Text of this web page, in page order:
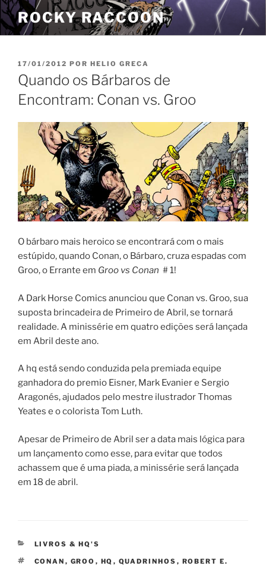
Pular
para
o
ROCKY RACCOON
PUBLICADO
EM
17/01/2012 POR HELIO GRECA
Quando os Bárbaros de
Encontram: Conan vs. Groo
O bárbaro mais heroico se encontrará com o mais
estúpido, quando Conan, o Bárbaro, cruza espadas com
Groo, o Errante em Groo vs Conan # 1!
A Dark Horse Comics anunciou que Conan vs. Groo, sua
suposta brincadeira de Primeiro de Abril, se tornará
realidade. A minissérie em quatro edições será lançada
em Abril deste ano.
A hq está sendo conduzida pela premiada equipe
ganhadora do premio Eisner, Mark Evanier e Sergio
Aragonés, ajudados pelo mestre ilustrador Thomas
Yeates e o colorista Tom Luth.
Apesar de Primeiro de Abril ser a data mais lógica para
um lançamento como esse, para evitar que todos
achassem que é uma piada, a minissérie será lançada
em 18 de abril.
CATEGORIAS
LIVROS & HQ'S
TAGS
CONAN , GROO , HQ , QUADRINHOS , ROBERT E.